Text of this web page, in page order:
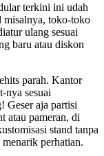
terkini ini udah
misalnya, toko-toko
ulang sesuai
baru atau diskon
parah. Kantor
nya sesuai
Geser aja partisi
atau pameran, di
stand tanpa
perhatian.